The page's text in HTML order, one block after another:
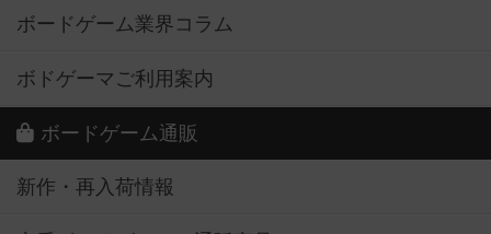
ボードゲーム業界コラム
ボドゲーマご利用案内
ボードゲーム通販
新作・再入荷情報